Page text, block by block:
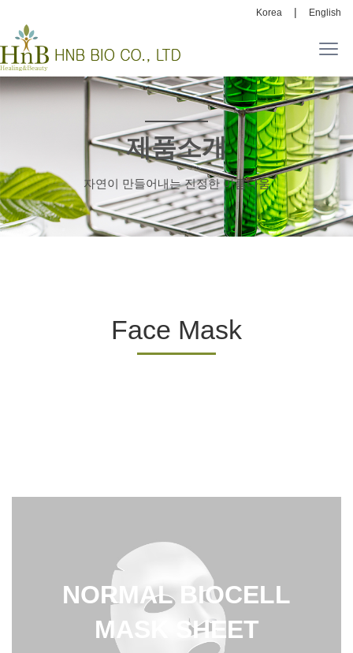
Korea | English
제품소개
자연이 만들어내는 진정한 아름다움
Face Mask
NORMAL BIOCELL
MASK SHEET